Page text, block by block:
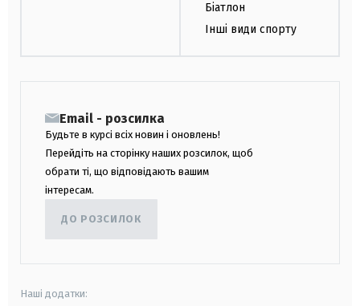
Біатлон
Інші види спорту
Email - розсилка
Будьте в курсі всіх новин і оновлень!
Перейдіть на сторінку наших розсилок, щоб
обрати ті, що відповідають вашим
інтересам.
ДО РОЗСИЛОК
Наші додатки: